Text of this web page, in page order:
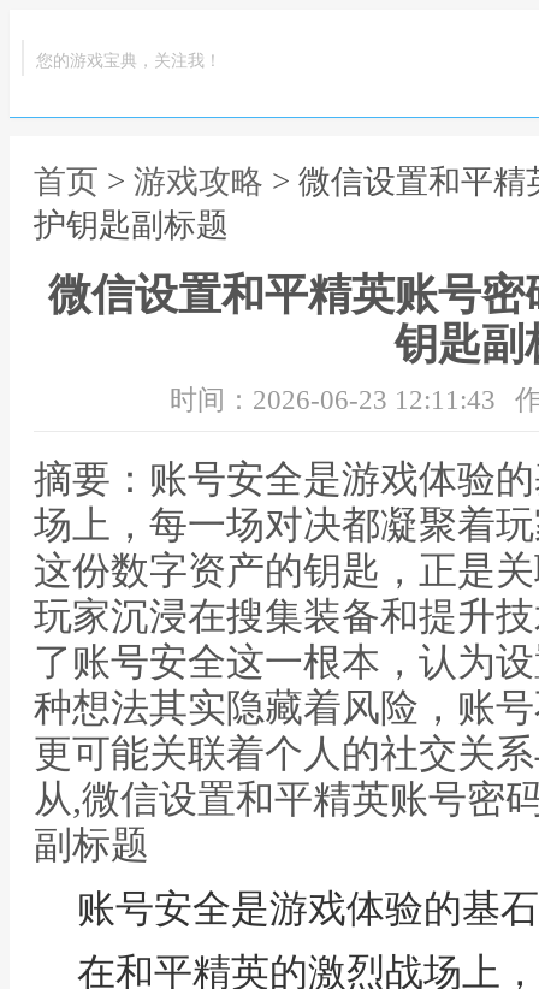
您的游戏宝典，关注我！
首页 > 游戏攻略 > 微信设置和平
护钥匙副标题
微信设置和平精英账号
钥匙副
时间：2026-06-23 12:11:43
摘要：账号安全是游戏体验
场上，每一场对决都凝聚着
这份数字资产的钥匙，正是
玩家沉浸在搜集装备和提升
了账号安全这一根本，认为
种想法其实隐藏着风险，账
更可能关联着个人的社交关
从,微信设置和平精英账号密
副标题
账号安全是游戏体验的基石
在和平精英的激烈战场上